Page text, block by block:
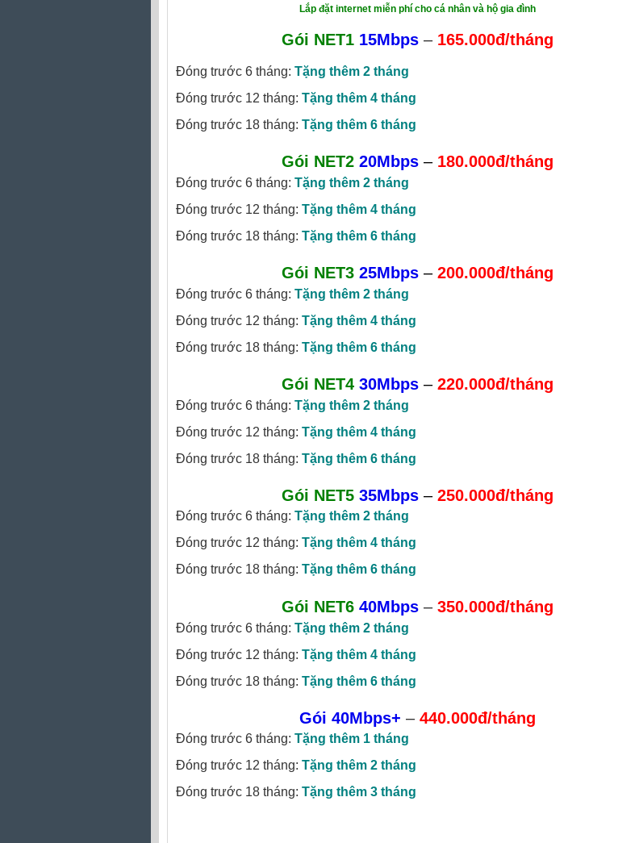
Lắp đặt internet miễn phí cho cá nhân và hộ gia đình
Gói NET115Mbps– 165.000đ/tháng
Đóng trước 6 tháng: Tặng thêm 2 tháng
Đóng trước 12 tháng: Tặng thêm 4 tháng
Đóng trước 18 tháng: Tặng thêm 6 tháng
Gói NET220Mbps– 180.000đ/tháng
Đóng trước 6 tháng: Tặng thêm 2 tháng
Đóng trước 12 tháng: Tặng thêm 4 tháng
Đóng trước 18 tháng: Tặng thêm 6 tháng
Gói NET325Mbps– 200.000đ/tháng
Đóng trước 6 tháng: Tặng thêm 2 tháng
Đóng trước 12 tháng: Tặng thêm 4 tháng
Đóng trước 18 tháng: Tặng thêm 6 tháng
Gói NET430Mbps– 220.000đ/tháng
Đóng trước 6 tháng: Tặng thêm 2 tháng
Đóng trước 12 tháng: Tặng thêm 4 tháng
Đóng trước 18 tháng: Tặng thêm 6 tháng
Gói NET535Mbps– 250.000đ/tháng
Đóng trước 6 tháng: Tặng thêm 2 tháng
Đóng trước 12 tháng: Tặng thêm 4 tháng
Đóng trước 18 tháng: Tặng thêm 6 tháng
Gói NET640Mbps– 350.000đ/tháng
Đóng trước 6 tháng: Tặng thêm 2 tháng
Đóng trước 12 tháng: Tặng thêm 4 tháng
Đóng trước 18 tháng: Tặng thêm 6 tháng
Gói 40Mbps+ – 440.000đ/tháng
Đóng trước 6 tháng: Tặng thêm 1 tháng
Đóng trước 12 tháng: Tặng thêm 2 tháng
Đóng trước 18 tháng: Tặng thêm 3 tháng